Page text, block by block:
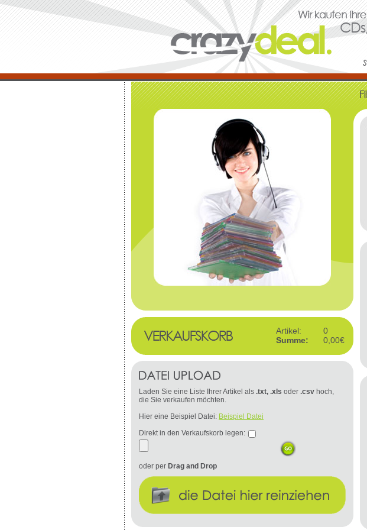
Artikel:
0
Summe:
0,00€
Laden Sie eine Liste Ihrer Artikel als .txt, .xls oder .csv hoch,
die Sie verkaufen möchten.
Hier eine Beispiel Datei: Beispiel Datei
Direkt in den Verkaufskorb legen:
oder per Drag and Drop